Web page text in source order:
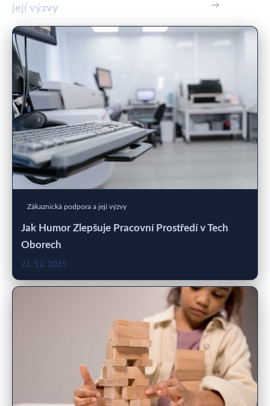
její výzvy
→
Zákaznická podpora a její výzvy
Jak Humor Zlepšuje Pracovní Prostředí v Tech
Oborech
21. 12. 2025